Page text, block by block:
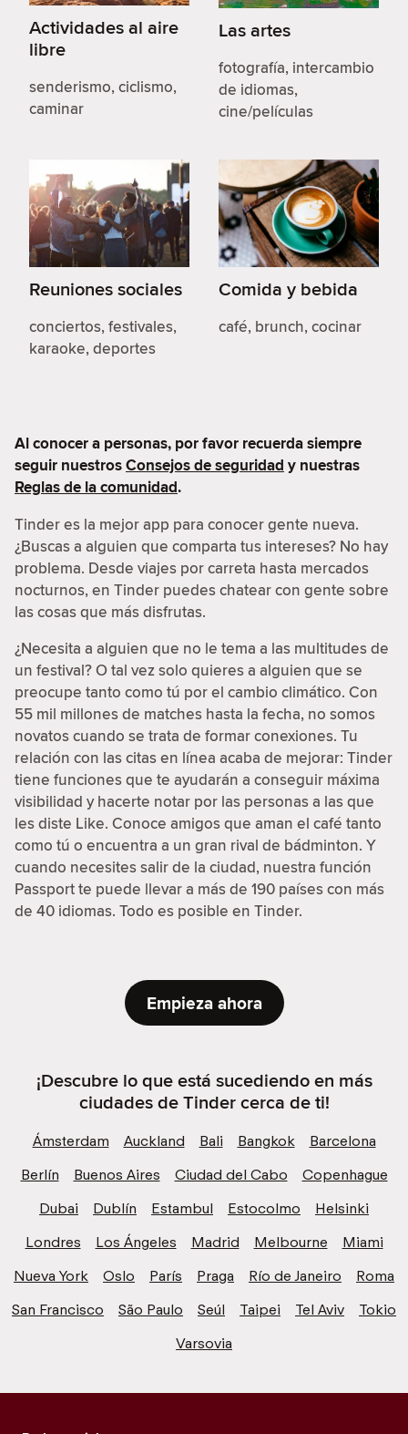
Actividades al aire
libre
senderismo, ciclismo,
caminar
Las artes
fotografía, intercambio
de idiomas,
cine/películas
Reuniones sociales
conciertos, festivales,
karaoke, deportes
Comida y bebida
café, brunch, cocinar
Al conocer a personas, por favor recuerda siempre
seguir nuestrosConsejos de seguridad y nuestras
Reglas de la comunidad.
Tinder es la mejor app para conocer gente nueva.
¿Buscas a alguien que comparta tus intereses? No hay
problema. Desde viajes por carreta hasta mercados
nocturnos, en Tinder puedes chatear con gente sobre
las cosas que más disfrutas.
¿Necesita a alguien que no le tema a las multitudes de
un festival? O tal vez solo quieres a alguien que se
preocupe tanto como tú por el cambio climático. Con
55 mil millones de matches hasta la fecha, no somos
novatos cuando se trata de formar conexiones. Tu
relación con las citas en línea acaba de mejorar: Tinder
tiene funciones que te ayudarán a conseguir máxima
visibilidad y hacerte notar por las personas a las que
les diste Like. Conoce amigos que aman el café tanto
como tú o encuentra a un gran rival de bádminton. Y
cuando necesites salir de la ciudad, nuestra función
Passport te puede llevar a más de 190 países con más
de 40 idiomas. Todo es posible en Tinder.
Empieza ahora
¡Descubre lo que está sucediendo en más
ciudades de Tinder cerca de ti!
Ámsterdam Auckland Bali Bangkok
Barcelona
Berlín
Buenos Aires Ciudad del Cabo
Copenhague
Dubai
Dublín Estambul Estocolmo
Helsinki
Londres
Los Ángeles Madrid Melbourne
Miami
Nueva York
Oslo París Praga Río de Janeiro
Roma
San Francisco
São Paulo Seúl Taipei Tel Aviv
Tokio
Varsovia